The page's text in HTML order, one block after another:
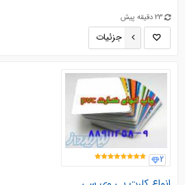
23 دقیقه پیش
جزئیات
2